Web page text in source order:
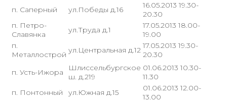
п. Саперный
ул.Победы д.16
16.05.2013 19.30-
20.30
п. Петро-
Славянка
ул.Труда д.1
17.05.2013 18.00-
19.00
п.
Металлострой ул.Центральная д.12 17.05.2013 19.30-
20.30
п. Усть-Ижора
Шлиссельбургское
ш. д.219
01.06.2013 10.30-
11.30
п. Понтонный
ул.Южная д.15
01.06.2013 12.00-
13.00